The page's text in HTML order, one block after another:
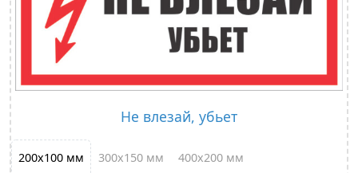
Не влезай, убьет
200х100 мм 300х150 мм 400х200 мм